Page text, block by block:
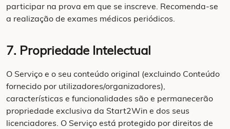
participar na prova em que se inscreve. Recomenda-se
a realização de exames médicos periódicos.
7. Propriedade Intelectual
O Serviço e o seu conteúdo original (excluindo Conteúdo
fornecido por utilizadores/organizadores),
características e funcionalidades são e permanecerão
propriedade exclusiva da Start2Win e dos seus
licenciadores. O Serviço está protegido por direitos de